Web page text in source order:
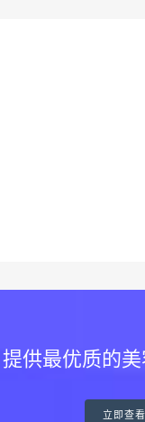
提供最优质的
立即查看